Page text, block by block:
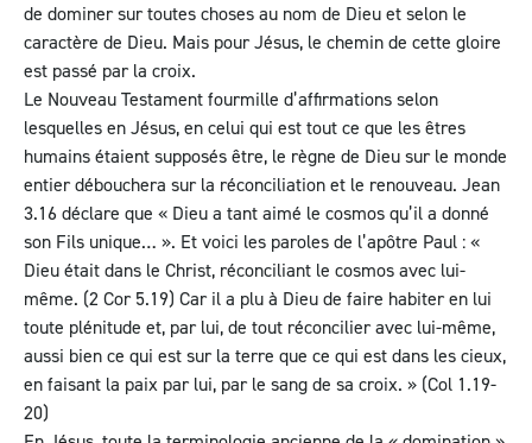
de dominer sur toutes choses au nom de Dieu et selon le
caractère de Dieu. Mais pour Jésus, le chemin de cette gloire
est passé par la croix.
Le Nouveau Testament fourmille d’affirmations selon
lesquelles en Jésus, en celui qui est tout ce que les êtres
humains étaient supposés être, le règne de Dieu sur le monde
entier débouchera sur la réconciliation et le renouveau. Jean
3.16 déclare que « Dieu a tant aimé le cosmos qu’il a donné
son Fils unique… ». Et voici les paroles de l’apôtre Paul : «
Dieu était dans le Christ, réconciliant le cosmos avec lui-
même. (2 Cor 5.19) Car il a plu à Dieu de faire habiter en lui
toute plénitude et, par lui, de tout réconcilier avec lui-même,
aussi bien ce qui est sur la terre que ce qui est dans les cieux,
en faisant la paix par lui, par le sang de sa croix. » (Col 1.19-
20)